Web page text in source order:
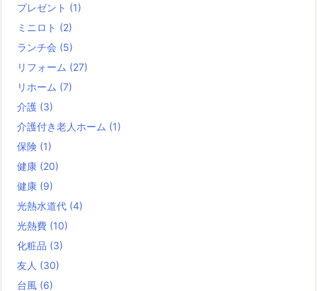
プレゼント (1)
ミニロト (2)
ランチ会 (5)
リフォーム (27)
リホーム (7)
介護 (3)
介護付き老人ホーム (1)
保険 (1)
健康 (20)
健康 (9)
光熱水道代 (4)
光熱費 (10)
化粧品 (3)
友人 (30)
台風 (6)